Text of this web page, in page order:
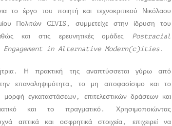
έργο του ποιητή και τεχνοκριτικού Νικόλαου
Πολιτών CIVIS, συμμετείχε στην ίδρυση του
και στις ερευνητικές ομάδες Postracial
Engagement in Alternative Modern(c)ities.
Η πρακτική της αναπτύσσεται γύρω από
επαναληψιμότητα, το μη αποφασίσιμο και το
εγκαταστάσεων, επιτελεστικών δράσεων και
και το πραγματικό. Χρησιμοποιώντας
απτικά και οσφρητικά στοιχεία, επιχειρεί να